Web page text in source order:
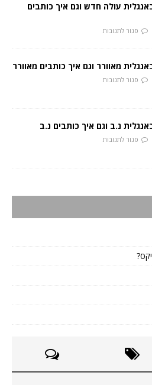
עולה חדש וגם איך כותבים
סגור לתגובות
מאוורר וגם איך כותבים מאוורר
סגור לתגובות
נ.ב וגם איך כותבים נ.ב
סגור לתגובות